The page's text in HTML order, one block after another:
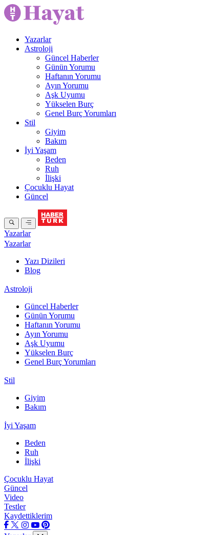
Yazarlar
Astroloji
Güncel Haberler
Günün Yorumu
Haftanın Yorumu
Ayın Yorumu
Aşk Uyumu
Yükselen Burç
Genel Burç Yorumları
Stil
Giyim
Bakım
İyi Yaşam
Beden
Ruh
İlişki
Çocuklu Hayat
Güncel
Yazarlar
Yazarlar
Yazı Dizileri
Blog
Astroloji
Güncel Haberler
Günün Yorumu
Haftanın Yorumu
Ayın Yorumu
Aşk Uyumu
Yükselen Burç
Genel Burç Yorumları
Stil
Giyim
Bakım
İyi Yaşam
Beden
Ruh
İlişki
Çocuklu Hayat
Güncel
Video
Testler
Kaydettiklerim